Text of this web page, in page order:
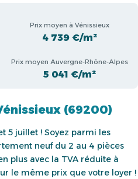
Prix moyen à Vénissieux
4 739 €/m²
Prix moyen Auvergne-Rhône-Alpes
5 041 €/m²
(69200)
5 juillet ! Soyez parmi les
neuf du 2 au 4 pièces
plus avec la TVA réduite à
le même prix que votre loyer !